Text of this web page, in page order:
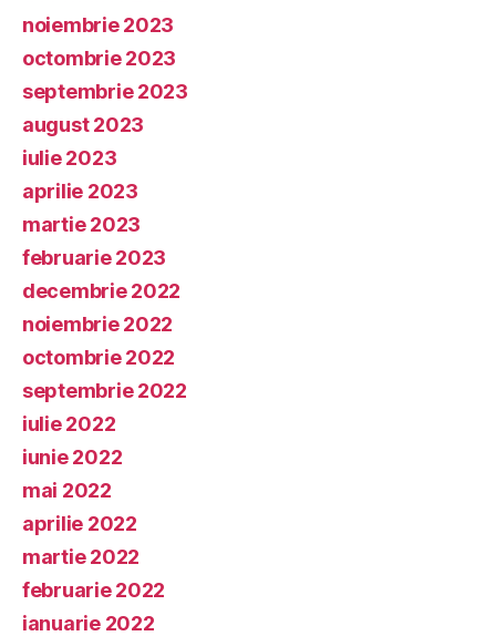
noiembrie 2023
octombrie 2023
septembrie 2023
august 2023
iulie 2023
aprilie 2023
martie 2023
februarie 2023
decembrie 2022
noiembrie 2022
octombrie 2022
septembrie 2022
iulie 2022
iunie 2022
mai 2022
aprilie 2022
martie 2022
februarie 2022
ianuarie 2022